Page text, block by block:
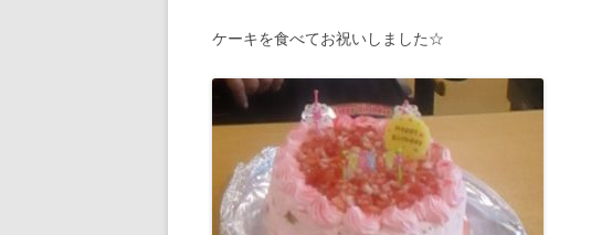
ケーキを食べてお祝いしました☆